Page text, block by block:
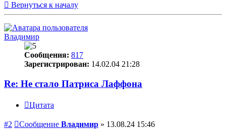
Вернуться к началу
Владимир
Сообщения: 817
Зарегистрирован: 14.02.04 21:28
Re: Не стало Патриса Лаффона
Цитата
#2 Сообщение Владимир » 13.08.24 15:46